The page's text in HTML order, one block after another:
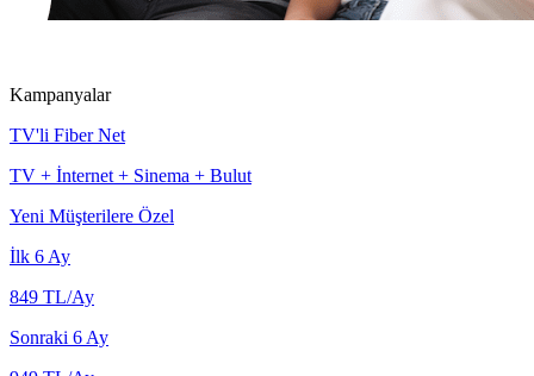
Kampanyalar
TV'li Fiber Net
TV + İnternet + Sinema + Bulut
Yeni Müşterilere Özel
İlk 6 Ay
849 TL/Ay
Sonraki 6 Ay